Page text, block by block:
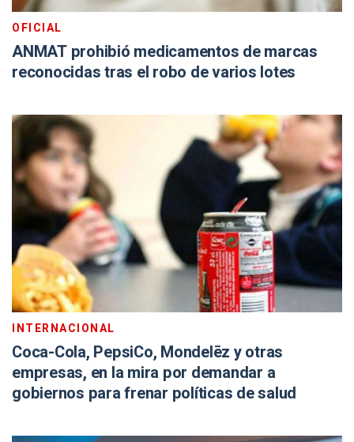
OFICIAL
ANMAT prohibió medicamentos de marcas
reconocidas tras el robo de varios lotes
INTERNACIONAL
Coca-Cola, PepsiCo, Mondelēz y otras
empresas, en la mira por demandar a
gobiernos para frenar políticas de salud